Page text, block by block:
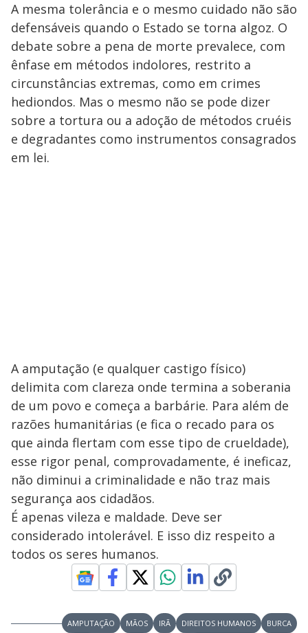
A mesma tolerância e o mesmo cuidado não são
defensáveis quando o Estado se torna algoz. O
debate sobre a pena de morte prevalece, com
ênfase em métodos indolores, restrito a
circunstâncias extremas, como em crimes
hediondos. Mas o mesmo não se pode dizer
sobre a tortura ou a adoção de métodos cruéis
e degradantes como instrumentos consagrados
em lei.
A amputação (e qualquer castigo físico)
delimita com clareza onde termina a soberania
de um povo e começa a barbárie. Para além de
razões humanitárias (e fica o recado para os
que ainda flertam com esse tipo de crueldade),
esse rigor penal, comprovadamente, é ineficaz,
não diminui a criminalidade e não traz mais
segurança aos cidadãos.
É apenas vileza e maldade. Deve ser
considerado intolerável. E isso diz respeito a
todos os seres humanos.
AMPUTAÇÃO MÃOS IRÃ DIREITOS HUMANOS
BURCA